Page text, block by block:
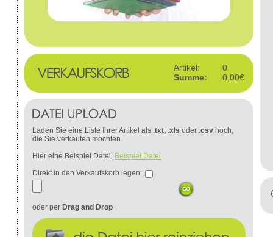
Artikel:
0
Summe:
0,00€
Laden Sie eine Liste Ihrer Artikel als .txt, .xls oder .csv hoch,
die Sie verkaufen möchten.
Hier eine Beispiel Datei: Beispiel Datei
Direkt in den Verkaufskorb legen:
oder per Drag and Drop